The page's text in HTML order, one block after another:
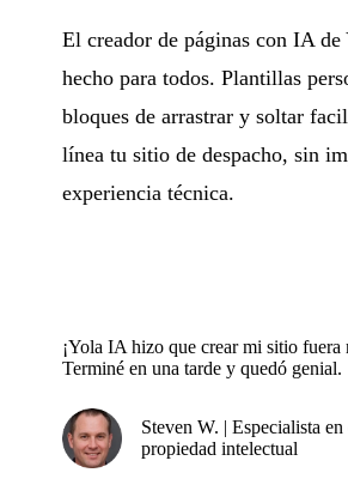
El creador de páginas con IA de
hecho para todos. Plantillas
bloques de arrastrar y soltar
línea tu sitio de despacho, sin
experiencia técnica.
¡Yola IA hizo que crear mi sitio
Terminé en una tarde y quedó genial.
Steven W. | Especialista
propiedad intelectual